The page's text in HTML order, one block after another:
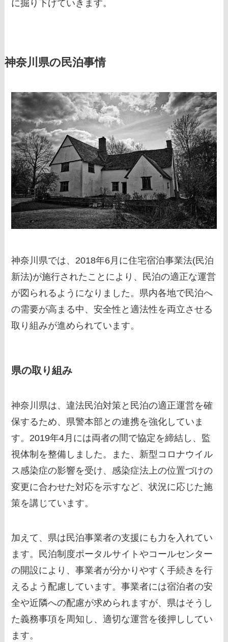
に掘り下げていきます。
神奈川県の民泊事情
神奈川県では、2018年6月に住宅宿泊事業法(民泊
新法)が施行されたことにより、民泊の適正な運営
が図られるようになりました。県内各地で民泊へ
の需要が高まる中、安全性と適法性を両立させる
取り組みが進められています。
県の取り組み
神奈川県は、違法民泊対策と民泊の適正運営を確
保するため、県警本部との連携を強化していま
す。2019年4月には両者の間で協定を締結し、監
視体制を整備しました。また、新型コロナウイル
ス感染症の影響を受け、感染症法上の位置づけの
変更に合わせた対応を示すなど、状況に応じた施
策を講じています。
加えて、県は民泊事業者の支援にも力を入れてい
ます。民泊制度ポータルサイトやコールセンター
の開設により、事業者が分かりやすく手続きを行
えるよう配慮しています。事業者には宿泊者の安
全や近隣への配慮が求められますが、県はそうし
た義務事項を周知し、適切な運営を後押ししてい
ます。